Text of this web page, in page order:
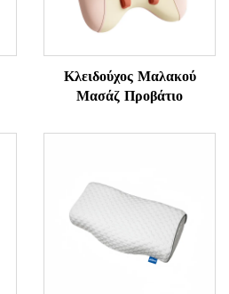
Κλειδούχος Μαλακού
Μασάζ Προβάτιο